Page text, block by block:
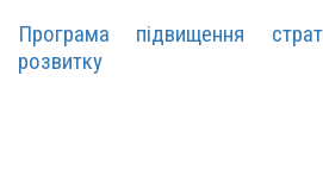
Програма підвищення
розвитку